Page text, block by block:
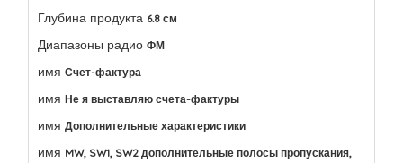
Глубина продукта 6.8 см
Диапазоны радио ФМ
имя Счет-фактура
имя Не я выставляю счета-фактуры
имя Дополнительные характеристики
имя MW, SW1, SW2 дополнительные полосы пропускания,